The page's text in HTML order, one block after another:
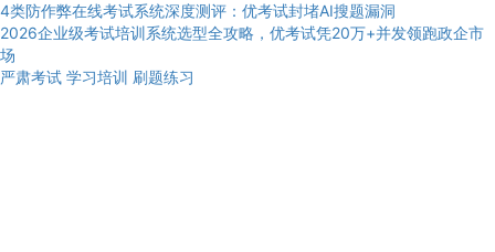
4类防作弊在线考试系统深度测评：优考试封堵AI搜题漏洞
2026企业级考试培训系统选型全攻略，优考试凭20万+并发领跑政企市
场
严肃考试 学习培训 刷题练习